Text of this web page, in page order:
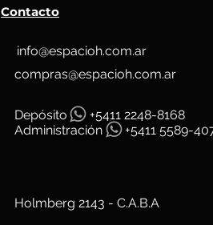
Contacto
info@espacioh.com.ar
compras@espacioh.com.ar
Depósito
+5411 2248-8168
Administración
+5411 5589-
Holmberg 2143 - C.A.B.A